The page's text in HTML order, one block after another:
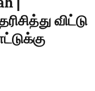
விட்டு